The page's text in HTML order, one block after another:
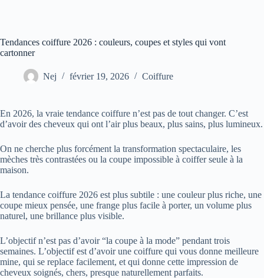
Tendances coiffure 2026 : couleurs, coupes et styles qui vont
cartonner
Nej février 19, 2026 Coiffure
En 2026, la vraie tendance coiffure n’est pas de tout changer. C’est
d’avoir des cheveux qui ont l’air plus beaux, plus sains, plus lumineux.
On ne cherche plus forcément la transformation spectaculaire, les
mèches très contrastées ou la coupe impossible à coiffer seule à la
maison.
La tendance coiffure 2026 est plus subtile : une couleur plus riche, une
coupe mieux pensée, une frange plus facile à porter, un volume plus
naturel, une brillance plus visible.
L’objectif n’est pas d’avoir “la coupe à la mode” pendant trois
semaines. L’objectif est d’avoir une coiffure qui vous donne meilleure
mine, qui se replace facilement, et qui donne cette impression de
cheveux soignés, chers, presque naturellement parfaits.